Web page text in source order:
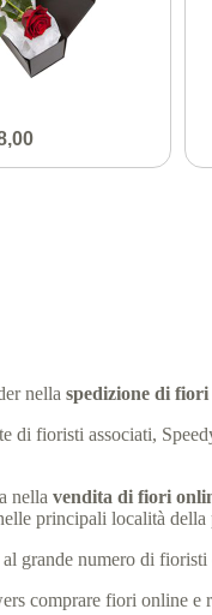
nellaspedizione di
di fioristi associati,
nellavendita di fiori
principali località
grande numero di
comprare fiori online e